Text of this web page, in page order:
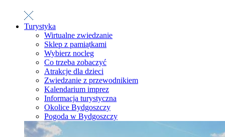
Turystyka
Wirtualne zwiedzanie
Sklep z pamiątkami
Wybierz nocleg
Co trzeba zobaczyć
Atrakcje dla dzieci
Zwiedzanie z przewodnikiem
Kalendarium imprez
Informacja turystyczna
Okolice Bydgoszczy
Pogoda w Bydgoszczy